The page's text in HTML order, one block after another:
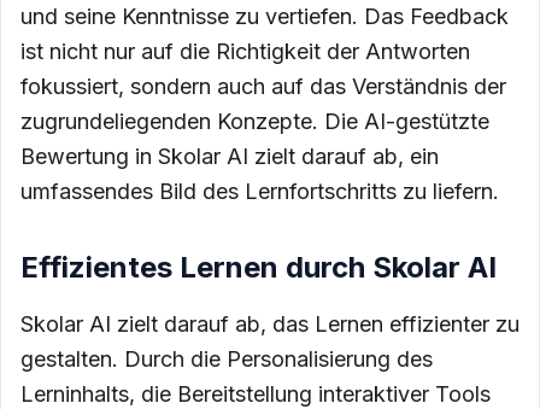
und seine Kenntnisse zu vertiefen. Das Feedback
ist nicht nur auf die Richtigkeit der Antworten
fokussiert, sondern auch auf das Verständnis der
zugrundeliegenden Konzepte. Die AI-gestützte
Bewertung in Skolar AI zielt darauf ab, ein
umfassendes Bild des Lernfortschritts zu liefern.
Effizientes Lernen durch Skolar AI
Skolar AI zielt darauf ab, das Lernen effizienter zu
gestalten. Durch die Personalisierung des
Lerninhalts, die Bereitstellung interaktiver Tools